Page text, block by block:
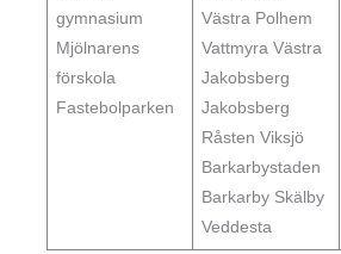
gymnasium
Mjölnarens
förskola
Fastebolparken
Västra Polhem
Vattmyra Västra
Jakobsberg
Jakobsberg
Råsten Viksjö
Barkarbystaden
Barkarby Skälby
Veddesta